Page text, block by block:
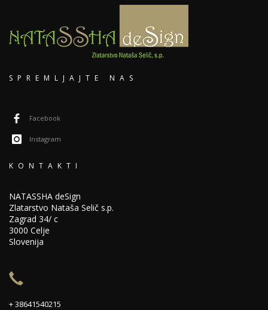
SPREMLJAJTE NAS
Facebook
Instagram
KONTAKTI
NATASSHA deSign
Zlatarstvo Nataša Selič s.p.
Zagrad 34/ c
3000 Celje
Slovenija
+ 38641540215